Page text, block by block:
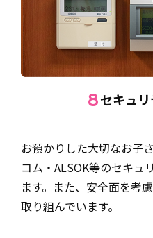
8セキュ
お預かりした大切なお子
コム・ALSOK等のセキュ
ます。また、安全面を考
取り組んでいます。